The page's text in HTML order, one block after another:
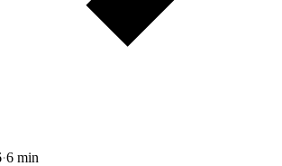
·6 min